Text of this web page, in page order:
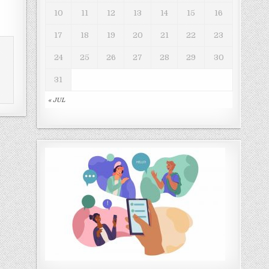
« JUL
10 11 12 13 14 15 16
17 18 19 20 21 22 23
24 25 26 27 28 29 30
31